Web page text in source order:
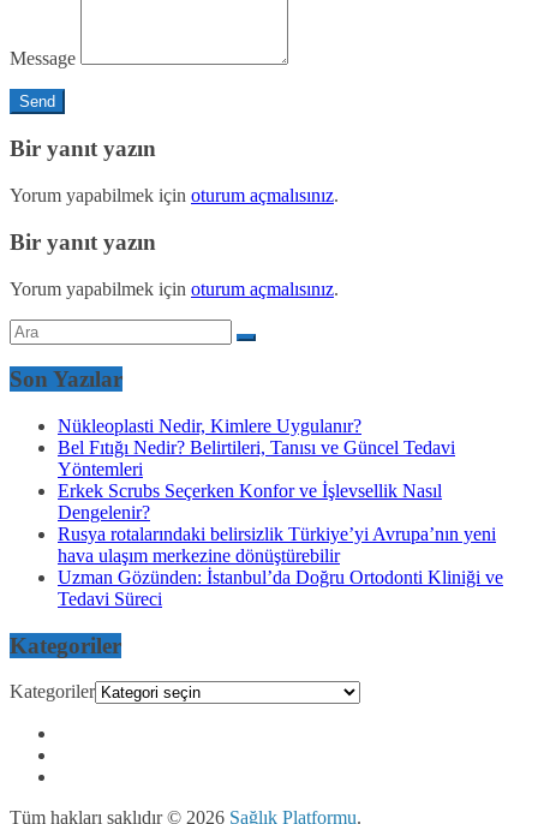
Message
Bir yanıt yazın
Yorum yapabilmek için oturum açmalısınız.
Bir yanıt yazın
Yorum yapabilmek için oturum açmalısınız.
Son Yazılar
Nükleoplasti Nedir, Kimlere Uygulanır?
Bel Fıtığı Nedir? Belirtileri, Tanısı ve Güncel Tedavi
Yöntemleri
Erkek Scrubs Seçerken Konfor ve İşlevsellik Nasıl
Dengelenir?
Rusya rotalarındaki belirsizlik Türkiye’yi Avrupa’nın yeni
hava ulaşım merkezine dönüştürebilir
Uzman Gözünden: İstanbul’da Doğru Ortodonti Kliniği ve
Tedavi Süreci
Kategoriler
Kategoriler
Tüm hakları saklıdır © 2026 Sağlık Platformu.